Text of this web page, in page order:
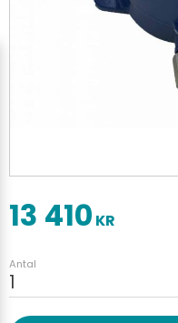
13 410 KR
Antal